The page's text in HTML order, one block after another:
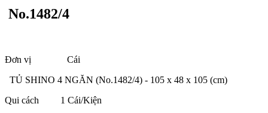
No.1482/4
Đơn vị Cái
TỦ SHINO 4 NGĂN (No.1482/4) - 105 x 48 x 105 (cm)
Qui cách 1 Cái/Kiện